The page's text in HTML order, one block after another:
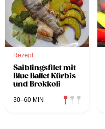
Rezept
Saiblingsfilet mit
Blue Ballet Kürbis
und Brokkoli
30–60 MIN